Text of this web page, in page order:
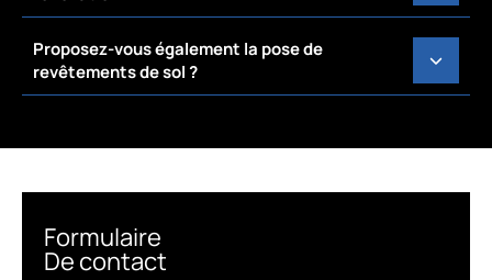
Proposez-vous également la pose de
revêtements de sol ?
Formulaire
De contact